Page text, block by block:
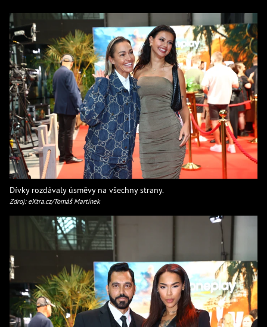
Dívky rozdávaly úsměvy na všechny strany.
Zdroj: eXtra.cz/Tomáš Martínek